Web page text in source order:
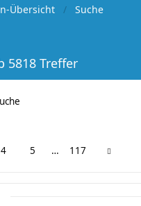
Übersicht Suche
5818 Treffer
4 5 … 117